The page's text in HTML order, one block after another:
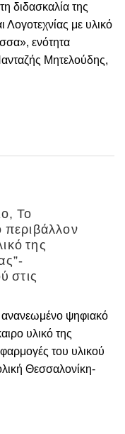
διδασκαλία της
με υλικό
ενότητα
Μητελούδης,
Το
της
στις
ανανεωμένο ψηφιακό
υλικό της
του υλικού
Θεσσαλονίκη-